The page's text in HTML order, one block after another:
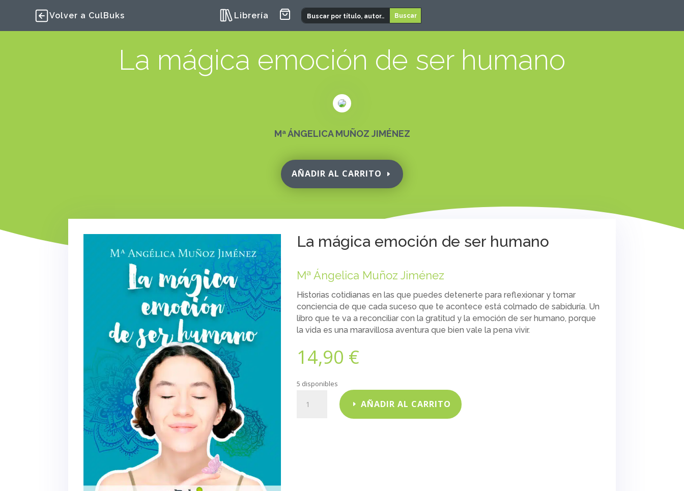
Volver a CulBuks Librería
La mágica emoción de ser humano
Mª ÁNGELICA MUÑOZ JIMÉNEZ
AÑADIR AL CARRITO
La mágica emoción de ser humano
Mª Ángelica Muñoz Jiménez
Historias cotidianas en las que puedes detenerte para reflexionar y tomar
conciencia de que cada suceso que te acontece está colmado de sabiduría. Un
libro que te va a reconciliar con la gratitud y la emoción de ser humano, porque
la vida es una maravillosa aventura que bien vale la pena vivir.
14,90 €
5 disponibles
mágica
AÑADIR AL CARRITO